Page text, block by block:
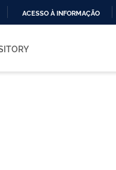
ACESSO À INFORMAÇÃO